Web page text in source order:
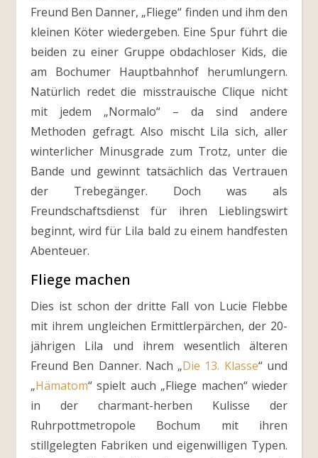
Freund Ben Danner, „Fliege“ finden und ihm den
kleinen Köter wiedergeben. Eine Spur führt die
beiden zu einer Gruppe obdachloser Kids, die
am Bochumer Hauptbahnhof herumlungern.
Natürlich redet die misstrauische Clique nicht
mit jedem „Normalo“ – da sind andere
Methoden gefragt. Also mischt Lila sich, aller
winterlicher Minusgrade zum Trotz, unter die
Bande und gewinnt tatsächlich das Vertrauen
der Trebegänger. Doch was als
Freundschaftsdienst für ihren Lieblingswirt
beginnt, wird für Lila bald zu einem handfesten
Abenteuer.
Fliege machen
Dies ist schon der dritte Fall von Lucie Flebbe
mit ihrem ungleichen Ermittlerpärchen, der 20-
jährigen Lila und ihrem wesentlich älteren
Freund Ben Danner. Nach „Die 13. Klasse“ und
„Hämatom“ spielt auch „Fliege machen“ wieder
in der charmant-herben Kulisse der
Ruhrpottmetropole Bochum mit ihren
stillgelegten Fabriken und eigenwilligen Typen.